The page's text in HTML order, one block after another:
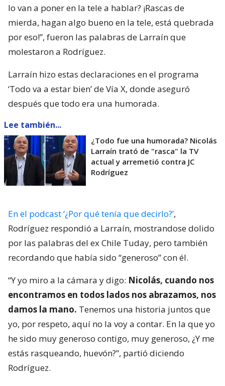
lo van a poner en la tele a hablar? ¡Rascas de
mierda, hagan algo bueno en la tele, está quebrada
por eso!”, fueron las palabras de Larraín que
molestaron a Rodríguez.
Larraín hizo estas declaraciones en el programa
‘Todo va a estar bien’ de Vía X, donde aseguró
después que todo era una humorada.
Lee también...
¿Todo fue una humorada? Nicolás
Larraín trató de "rasca" la TV
actual y arremetió contra JC
Rodríguez
En el podcast ‘¿Por qué tenía que decirlo?’,
Rodríguez respondió a Larraín, mostrandose dolido
por las palabras del ex Chile Tuday, pero también
recordando que había sido “generoso” con él.
“Y yo miro a la cámara y digo: Nicolás, cuando nos
encontramos en todos lados nos abrazamos, nos
damos la mano. Tenemos una historia juntos que
yo, por respeto, aquí no la voy a contar. En la que yo
he sido muy generoso contigo, muy generoso, ¿Y me
estás rasqueando, huevón?”, partió diciendo
Rodríguez.